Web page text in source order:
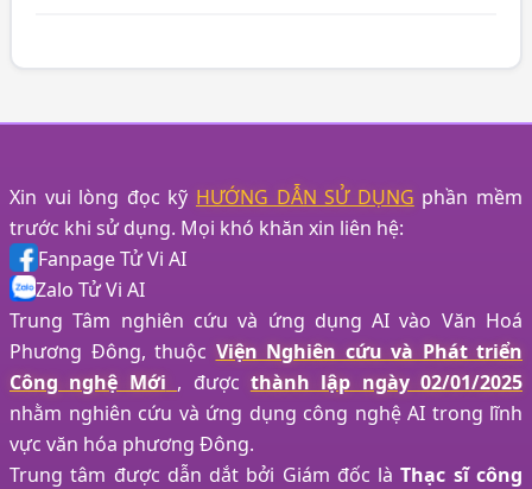
Xin vui lòng đọc kỹ HƯỚNG DẪN SỬ DỤNG phần mềm
trước khi sử dụng. Mọi khó khăn xin liên hệ:
Fanpage Tử Vi AI
Zalo Tử Vi AI
Trung Tâm nghiên cứu và ứng dụng AI vào Văn Hoá
Phương Đông, thuộc Viện Nghiên cứu và Phát triển
Công nghệ Mới , được thành lập ngày 02/01/2025
nhằm nghiên cứu và ứng dụng công nghệ AI trong lĩnh
vực văn hóa phương Đông.
Trung tâm được dẫn dắt bởi Giám đốc làThạc sĩ công